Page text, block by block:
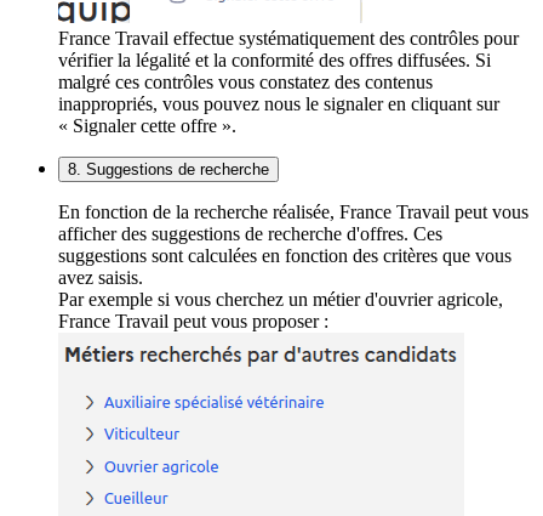
France Travail effectue systématiquement des contrôles pour
vérifier la légalité et la conformité des offres diffusées. Si
malgré ces contrôles vous constatez des contenus
inappropriés, vous pouvez nous le signaler en cliquant sur
« Signaler cette offre ».
8. Suggestions de recherche
En fonction de la recherche réalisée, France Travail peut vous
afficher des suggestions de recherche d'offres. Ces
suggestions sont calculées en fonction des critères que vous
avez saisis.
Par exemple si vous cherchez un métier d'ouvrier agricole,
France Travail peut vous proposer :